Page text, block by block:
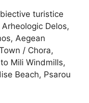
turistice
Delos,
Aegean
/ Chora,
Mili Windmills,
Beach, Psarou